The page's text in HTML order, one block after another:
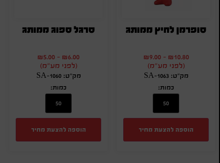
סופרמן לחיץ ממותג
₪10.80
-
₪9.00
(לפני מע"מ)
מק"ט: SA-1063
כמות:
הוספה להצעת מחיר
סרגל ספוג ממותג
₪6.00
-
₪5.00
(לפני מע"מ)
מק"ט: SA-1060
כמות:
הוספה להצעת מחיר